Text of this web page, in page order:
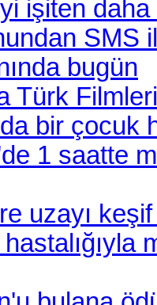
işiten
SMS
bugün
Türk
bir çocuk
1 saatte
uzayı keşif